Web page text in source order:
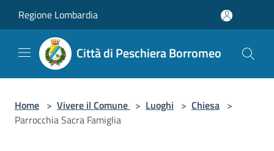
Regione Lombardia
Città di Peschiera Borromeo
Home > Vivere il Comune > Luoghi > Chiesa >
Parrocchia Sacra Famiglia